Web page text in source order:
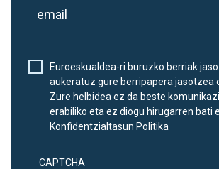
Euroeskualdea-ri buruzko berriak
aukeratuz gure berripapera jasotzea
Zure helbidea ez da beste
erabiliko eta ez diogu hirugarren bati
Konfidentzialtasun Politika
CAPTCHA